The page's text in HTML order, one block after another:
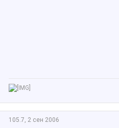
105.7, 2 сен 2006